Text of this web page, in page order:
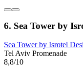
6. Sea Tower by
Sea Tower by Isrotel
Tel Aviv Promenade
8,8/10